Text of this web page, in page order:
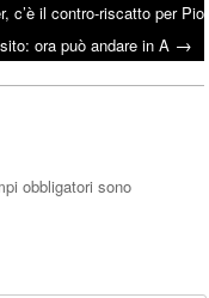
c’è il contro-riscatto per Pio
ora può andare in A →
obbligatori sono